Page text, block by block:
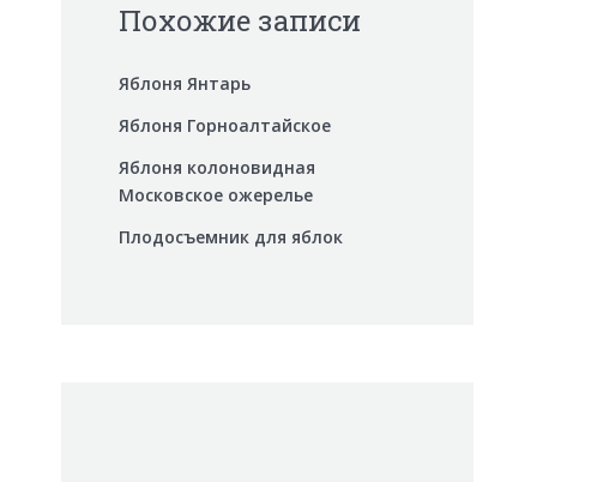
Похожие записи
Яблоня Янтарь
Яблоня Горноалтайское
Яблоня колоновидная
Московское ожерелье
Плодосъемник для яблок